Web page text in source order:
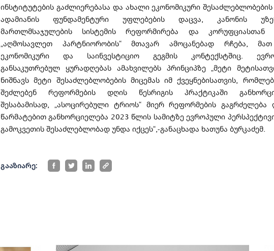
ინსტიტუტების გაძლიერებასა და ახალი ეკონომიკური შესაძლებლობების
ადამიანის ფუნდამენტური უფლებების დაცვა, კანონის
მართლმსაჯულების სისტემის რეფორმირება და კორუფციასთან
„აღმოსავლეთ პარტნიორობის“ მთავარ ამოცანებად რჩება,
ეკონომიკური და საინვესტიციო გეგმის კონტექსტშიც.
განსაკუთრებულ ყურადღებას ამახვილებს პრინციპზე „მეტი
ნიშნავს მეტი შესაძლებლობების მიცემას იმ ქვეყნებისათვის,
შეძლებენ რეფორმების დღის წესრიგის პრაქტიკაში
შესაბამისად, „ასოცირებული ტრიოს“ მიერ რეფორმების გაგრძელება
წარმატებით განხორციელება 2023 წლის სამიტზე ევროპული
გამოკვეთის შესაძლებლობად უნდა იქცეს“,-განაცხადა ხათუნა ბურკაძემ.
გააზიარე: